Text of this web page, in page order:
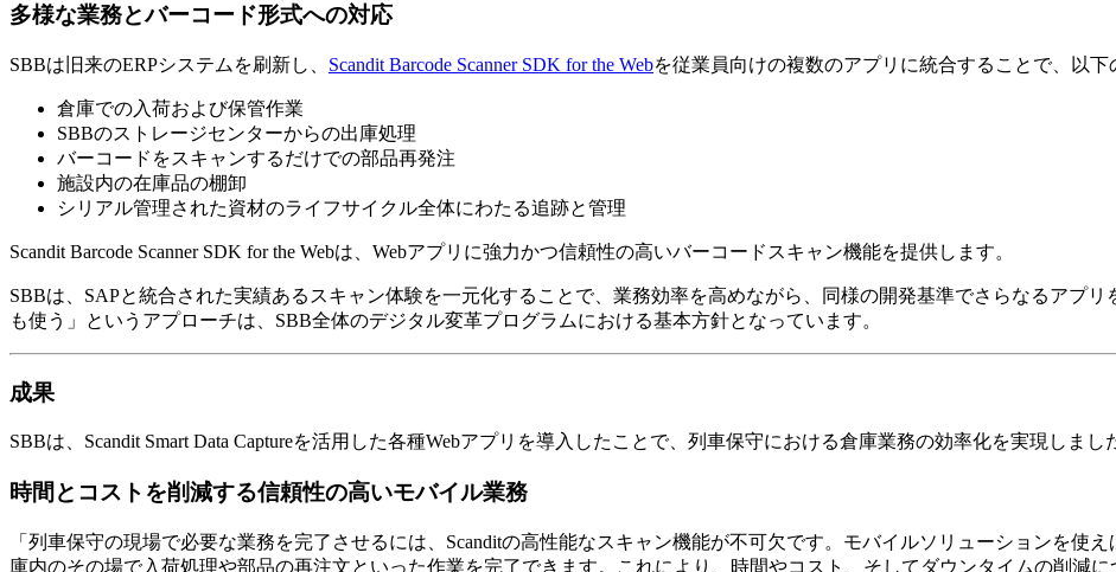
多様な業務とバーコード形式への対応
SBBは旧来のERPシステムを刷新し、 Scandit Barcode Scanner SDK for the Webを従業員向けの複数のアプリに統合することで、以下
倉庫での入荷および保管作業
SBBのストレージセンターからの出庫処理
バーコードをスキャンするだけでの部品再発注
施設内の在庫品の棚卸
シリアル管理された資材のライフサイクル全体にわたる追跡と管理
Scandit Barcode Scanner SDK for the Webは、Webアプリに強力かつ信頼性の高いバーコードスキャン機能を提供します。
SBBは、SAPと統合された実績あるスキャン体験を一元化することで、業務効率を高めながら、同様の開発基準でさらなるアプ
も使う」というアプローチは、SBB全体のデジタル変革プログラムにおける基本方針となっています。
成果
SBBは、Scandit Smart Data Captureを活用した各種Webアプリを導入したことで、列車保守における倉庫業務の効率化を実現しまし
時間とコストを削減する信頼性の高いモバイル業務
「列車保守の現場で必要な業務を完了させるには、Scanditの高性能なスキャン機能が不可欠です。モバイルソリューションを使
庫内のその場で入荷処理や部品の再注文といった作業を完了できます。これにより、時間やコスト、そしてダウンタイムの削減に